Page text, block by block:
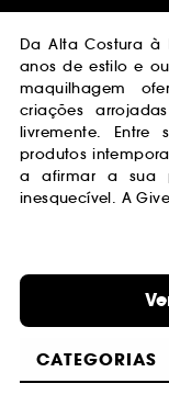
Da Alta Costura à
anos de estilo e
maquilhagem
criações
livremente. Entre
produtos
a afirmar a sua
inesquecível. A
CATEGORIAS